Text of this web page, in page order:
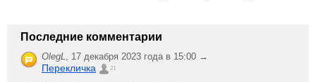
Последние комментарии
OlegL, 17 декабря 2023 года в 15:00 →
Перекличка 21